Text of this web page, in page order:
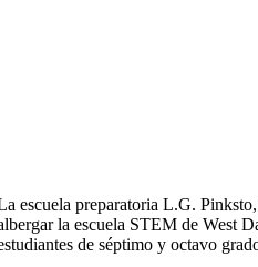
escuela preparatoria L.G.
la escuela STEM de West
de séptimo y octavo